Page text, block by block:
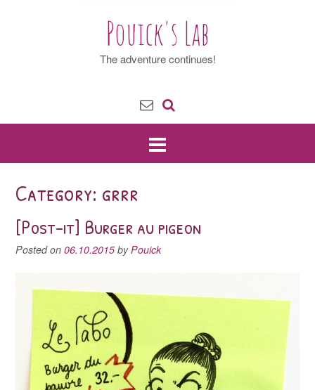
Pouick's Lab
The adventure continues!
Category: grrr
[Post-it] Burger au pigeon
Posted on 06.10.2015 byPouick